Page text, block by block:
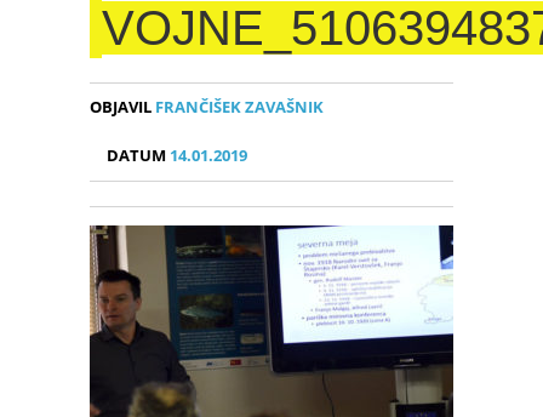
OBJAVIL FRANČIŠEK ZAVAŠNIK
DATUM 14.01.2019